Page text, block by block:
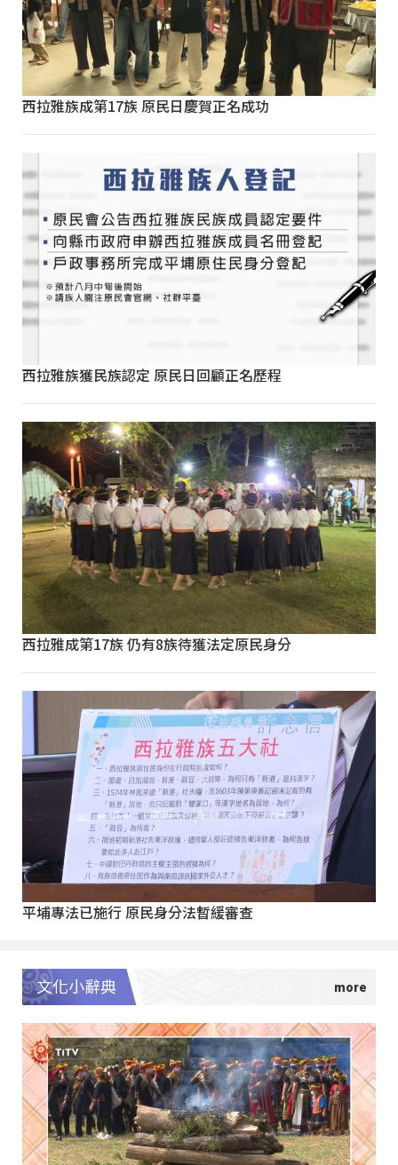
西拉雅族成第17族 原民日慶賀正名成功
西拉雅族獲民族認定 原民日回顧正名歷程
西拉雅成第17族 仍有8族待獲法定原民身分
平埔專法已施行 原民身分法暫緩審查
文化小辭典